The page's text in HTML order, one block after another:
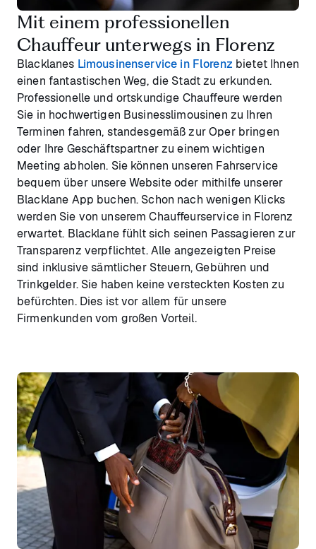
Mit einem professionellen
Chauffeur unterwegs in Florenz
Blacklanes Limousinenservice in Florenz bietet Ihnen
einen fantastischen Weg, die Stadt zu erkunden.
Professionelle und ortskundige Chauffeure werden
Sie in hochwertigen Businesslimousinen zu Ihren
Terminen fahren, standesgemäß zur Oper bringen
oder Ihre Geschäftspartner zu einem wichtigen
Meeting abholen. Sie können unseren Fahrservice
bequem über unsere Website oder mithilfe unserer
Blacklane App buchen. Schon nach wenigen Klicks
werden Sie von unserem Chauffeurservice in Florenz
erwartet. Blacklane fühlt sich seinen Passagieren zur
Transparenz verpflichtet. Alle angezeigten Preise
sind inklusive sämtlicher Steuern, Gebühren und
Trinkgelder. Sie haben keine versteckten Kosten zu
befürchten. Dies ist vor allem für unsere
Firmenkunden vom großen Vorteil.